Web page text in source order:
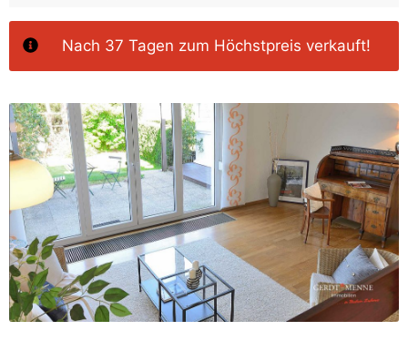
Nach 37 Tagen‭ zum Höchstpreis verkauft!